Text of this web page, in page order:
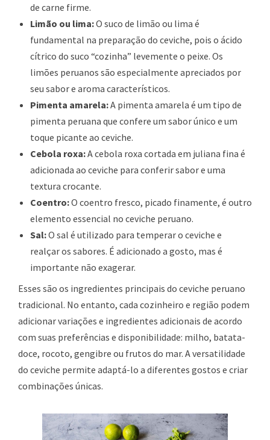
de carne firme.
Limão ou lima:O suco de limão ou lima é
fundamental na preparação do ceviche, pois o ácido
cítrico do suco “cozinha” levemente o peixe. Os
limões peruanos são especialmente apreciados por
seu sabor e aroma característicos.
Pimenta amarela:A pimenta amarela é um tipo de
pimenta peruana que confere um sabor único e um
toque picante ao ceviche.
Cebola roxa:A cebola roxa cortada em juliana fina é
adicionada ao ceviche para conferir sabor e uma
textura crocante.
Coentro:O coentro fresco, picado finamente, é outro
elemento essencial no ceviche peruano.
Sal:O sal é utilizado para temperar o ceviche e
realçar os sabores. É adicionado a gosto, mas é
importante não exagerar.
Esses são os ingredientes principais do ceviche peruano
tradicional. No entanto, cada cozinheiro e região podem
adicionar variações e ingredientes adicionais de acordo
com suas preferências e disponibilidade: milho, batata-
doce, rocoto, gengibre ou frutos do mar. A versatilidade
do ceviche permite adaptá-lo a diferentes gostos e criar
combinações únicas.